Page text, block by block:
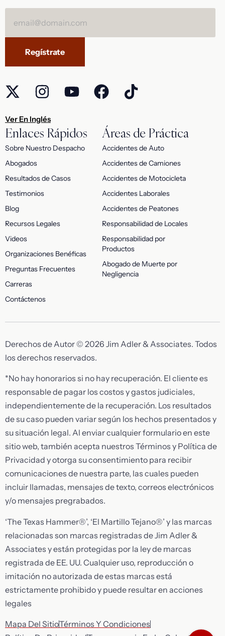
Alternative:
Ver En Inglés
Enlaces Rápidos
Sobre Nuestro Despacho
Abogados
Resultados de Casos
Testimonios
Blog
Recursos Legales
Videos
Organizaciones Benéficas
Preguntas Frecuentes
Carreras
Contáctenos
Áreas de Práctica
Accidentes de Auto
Accidentes de Camiones
Accidentes de Motocicleta
Accidentes Laborales
Accidentes de Peatones
Responsabilidad de Locales
Responsabilidad por
Productos
Abogado de Muerte por
Negligencia
Derechos de Autor © 2026 Jim Adler & Associates. Todos
los derechos reservados.
*No hay honorarios si no hay recuperación. El cliente es
responsable de pagar los costos y gastos judiciales,
independientemente de la recuperación. Los resultados
de su caso pueden variar según los hechos presentados y
su situación legal. Al enviar cualquier formulario en este
sitio web, también acepta nuestros Términos y Política de
Privacidad y otorga su consentimiento para recibir
comunicaciones de nuestra parte, las cuales pueden
incluir llamadas, mensajes de texto, correos electrónicos
y/o mensajes pregrabados.
‘The Texas Hammer®’, ‘El Martillo Tejano®’ y las marcas
relacionadas son marcas registradas de Jim Adler &
Associates y están protegidas por la ley de marcas
registrada de EE. UU. Cualquier uso, reproducción o
imitación no autorizada de estas marcas está
estrictamente prohibido y puede resultar en acciones
legales
Mapa Del SitioTérminos Y Condiciones